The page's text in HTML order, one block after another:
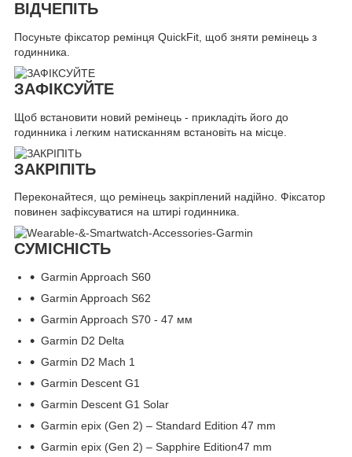
ВІДЧЕПІТЬ
Посуньте фіксатор ремінця QuickFit, щоб зняти ремінець з
годинника.
ЗАФІКСУЙТЕ
Щоб встановити новий ремінець - прикладіть його до
годинника і легким натисканням встановіть на місце.
ЗАКРІПІТЬ
Переконайтеся, що ремінець закріплений надійно. Фіксатор
повинен зафіксуватися на штирі годинника.
СУМІСНІСТЬ
Garmin Approach S60
Garmin Approach S62
Garmin Approach S70 - 47 мм
Garmin D2 Delta
Garmin D2 Mach 1
Garmin Descent G1
Garmin Descent G1 Solar
Garmin epix (Gen 2) – Standard Edition 47 mm
Garmin epix (Gen 2) – Sapphire Edition47 mm